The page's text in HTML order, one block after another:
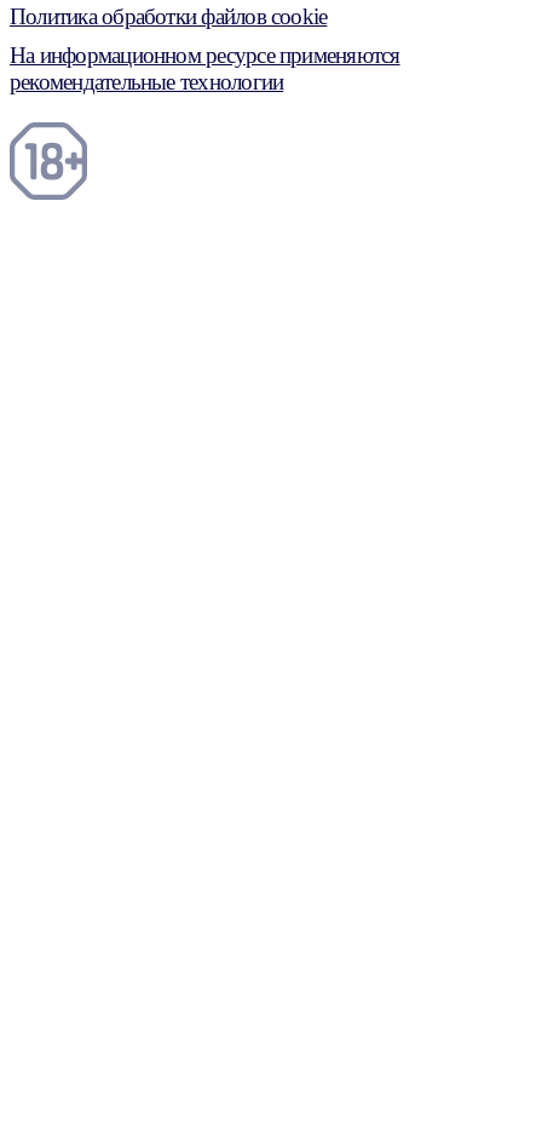
Политика обработки файлов cookie
На информационном ресурсе применяются
рекомендательные технологии